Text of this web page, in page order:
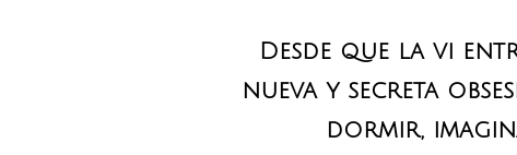
Desde que la vi
nueva y secreta
dormir,